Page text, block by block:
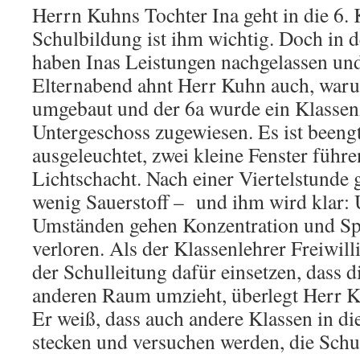
Herrn Kuhns Tochter Ina geht in die 6.
Schulbildung ist ihm wichtig. Doch in
haben Inas Leistungen nachgelassen
Elternabend ahnt Herr Kuhn auch,
umgebaut und der 6a wurde ein
Untergeschoss zugewiesen. Es ist
ausgeleuchtet, zwei kleine Fenster
Lichtschacht. Nach einer Viertelstunde
wenig Sauerstoff – und ihm wird klar:
Umständen gehen Konzentration und
verloren. Als der Klassenlehrer
der Schulleitung dafür einsetzen, dass
anderen Raum umzieht, überlegt Herr
Er weiß, dass auch andere Klassen in
stecken und versuchen werden, die